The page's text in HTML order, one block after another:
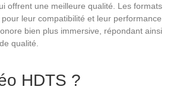
offrent une meilleure qualité. Les formats
leur compatibilité et leur performance
bien plus immersive, répondant ainsi
qualité.
HDTS ?